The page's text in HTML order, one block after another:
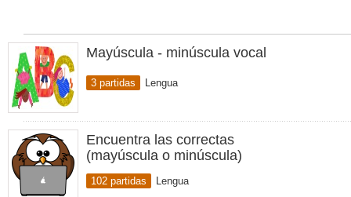
Mayúscula - minúscula vocal
3 partidas Lengua
Encuentra las correctas
(mayúscula o minúscula)
102 partidas Lengua